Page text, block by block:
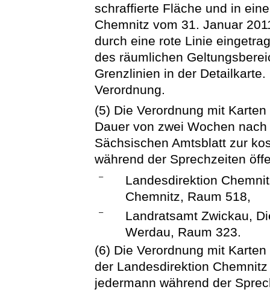
schraffierte Fläche und in
Chemnitz vom 31. Januar
durch eine rote Linie
des räumlichen
Grenzlinien in der
Verordnung.
(5) Die Verordnung mit
Dauer von zwei Wochen
Sächsischen Amtsblatt zur
während der Sprechzeiten
–
Landesdirektion
Chemnitz, Raum 518,
–
Landratsamt Zwickau,
Werdau, Raum 323.
(6) Die Verordnung mit
der Landesdirektion
jedermann während der